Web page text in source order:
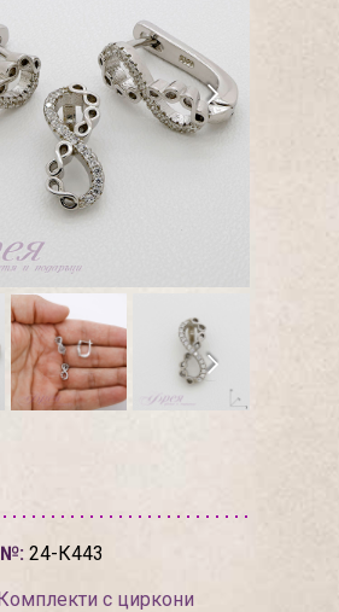
№: 24-К443
с циркони